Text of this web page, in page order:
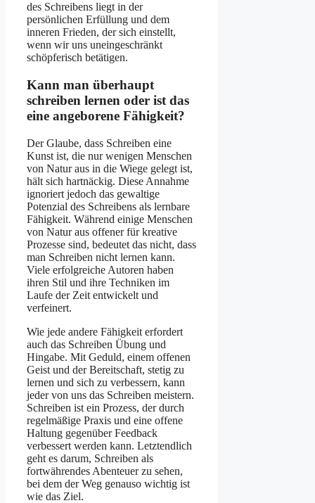
des Schreibens liegt in der
persönlichen Erfüllung und dem
inneren Frieden, der sich einstellt,
wenn wir uns uneingeschränkt
schöpferisch betätigen.
Kann man überhaupt
schreiben lernen oder ist das
eine angeborene Fähigkeit?
Der Glaube, dass Schreiben eine
Kunst ist, die nur wenigen Menschen
von Natur aus in die Wiege gelegt ist,
hält sich hartnäckig. Diese Annahme
ignoriert jedoch das gewaltige
Potenzial des Schreibens als lernbare
Fähigkeit. Während einige Menschen
von Natur aus offener für kreative
Prozesse sind, bedeutet das nicht, dass
man Schreiben nicht lernen kann.
Viele erfolgreiche Autoren haben
ihren Stil und ihre Techniken im
Laufe der Zeit entwickelt und
verfeinert.
Wie jede andere Fähigkeit erfordert
auch das Schreiben Übung und
Hingabe. Mit Geduld, einem offenen
Geist und der Bereitschaft, stetig zu
lernen und sich zu verbessern, kann
jeder von uns das Schreiben meistern.
Schreiben ist ein Prozess, der durch
regelmäßige Praxis und eine offene
Haltung gegenüber Feedback
verbessert werden kann. Letztendlich
geht es darum, Schreiben als
fortwährendes Abenteuer zu sehen,
bei dem der Weg genauso wichtig ist
wie das Ziel.